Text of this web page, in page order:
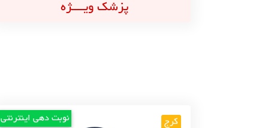
پزشک ویــــژه
کرج نوبت دهی اینترنتی